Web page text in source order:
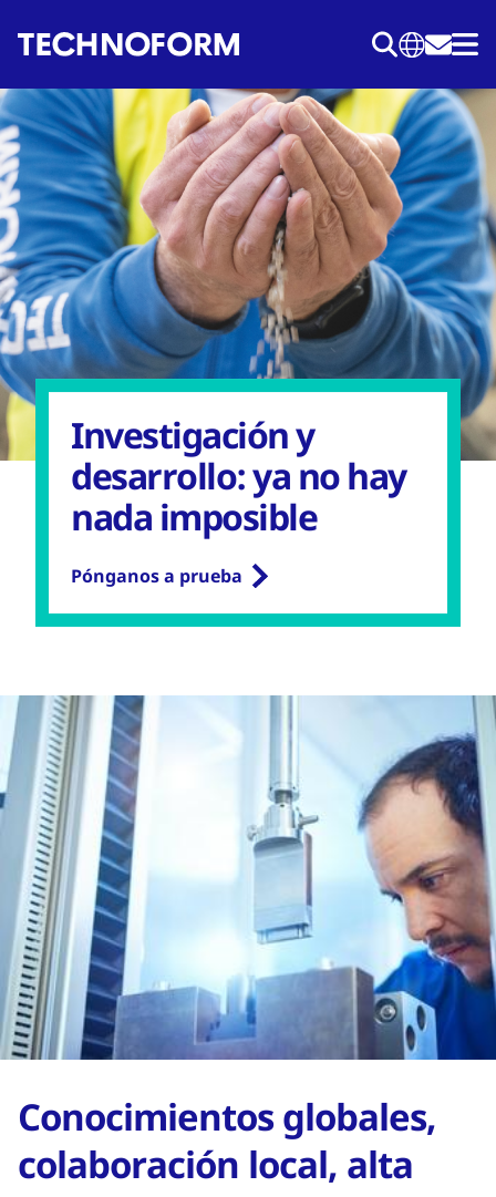
principal
Investigación y
desarrollo: ya no hay
nada imposible
Pónganos a prueba
Conocimientos globales,
colaboración local, alta